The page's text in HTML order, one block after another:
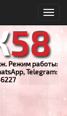
Режим работы:
Telegram: